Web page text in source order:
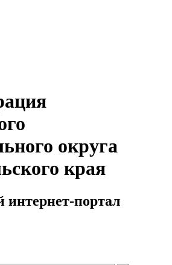
округа
края
портал